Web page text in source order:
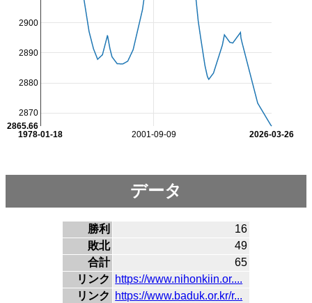
2001-09-09
1978-01-18 2026-03-26
2870
2880
2890
2900
2865.66
データ
勝利
16
敗北
49
合計
65
リンク
https://www.nihonkiin.or....
リンク
https://www.baduk.or.kr/r...